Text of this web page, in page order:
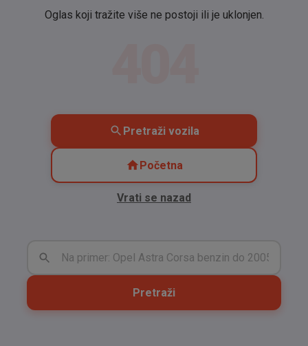
Oglas koji tražite više ne postoji ili je uklonjen.
Pretraži vozila
Početna
Vrati se nazad
Pretraži